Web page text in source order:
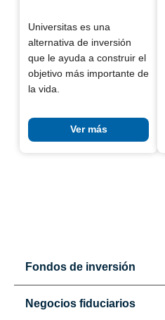
Universitas es una
alternativa de inversión
que le ayuda a construir el
objetivo más importante de
la vida.
Ver más
Fondos de inversión
Negocios fiduciarios